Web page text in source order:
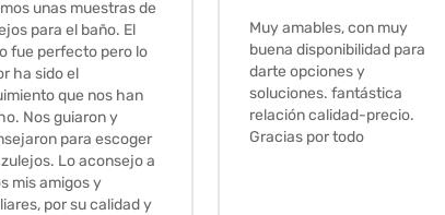
amables, con muy
disponibilidad para
opciones y
fantástica
calidad-precio.
por todo
La Casa de los Azulejos. La
tención recibida, sobretodo
por parte de Stephanie, ha
sido excepcional. Serios,
profesionales,
colaboradores para